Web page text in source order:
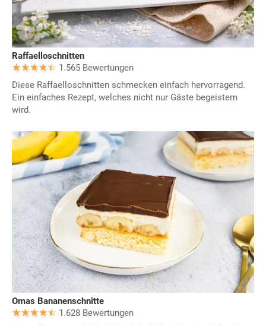
Raffaelloschnitten
1.565 Bewertungen
Diese Raffaelloschnitten schmecken einfach hervorragend.
Ein einfaches Rezept, welches nicht nur Gäste begeistern
wird.
Omas Bananenschnitte
1.628 Bewertungen